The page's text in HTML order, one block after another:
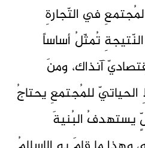
في التّجارةِ
تُمثّلُ أساساً
آنذاك، ومنَ
الحياتيّ للمُجتمعِ يحتاجُ
البُنيةَ